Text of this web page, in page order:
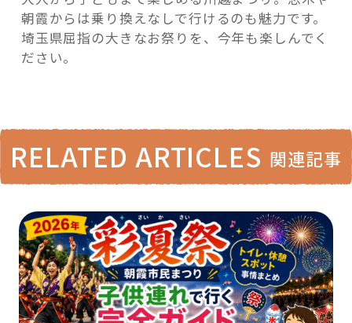
朝霞からは乗り換えなしで行けるのも魅力です。
埼玉県屈指の大きなお祭りを、今年も楽しんでく
ださい。
RELATED ARTICLES 関連記事